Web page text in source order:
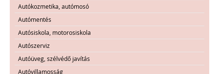
Autókozmetika, autómosó
Autómentés
Autósiskola, motorosiskola
Autószerviz
Autóüveg, szélvédő javítás
Autóvillamosság